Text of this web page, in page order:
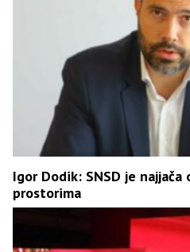
Igor Dodik: SNSD je
prostorima